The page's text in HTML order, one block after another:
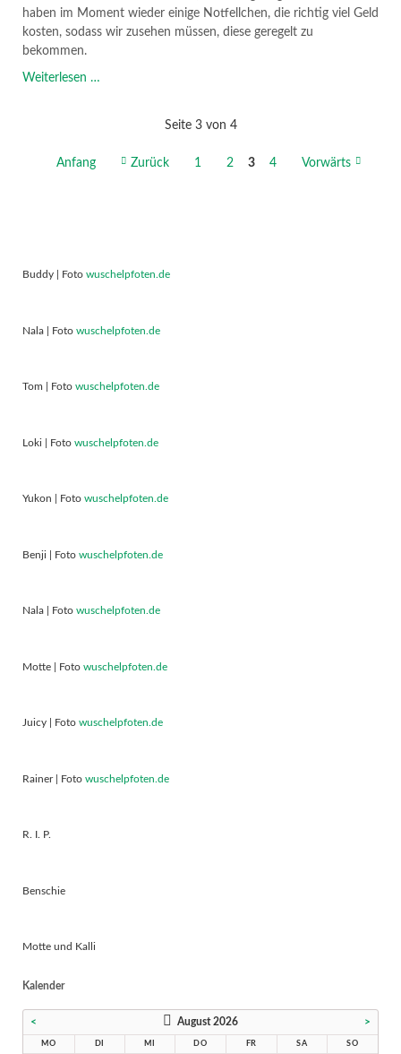
haben im Moment wieder einige Notfellchen, die richtig viel Geld
kosten, sodass wir zusehen müssen, diese geregelt zu
bekommen.
Weiterlesen …Aus
Seite 3 von 4
Anfang Zurück 1 2 3 4 Vorwärts
Buddy | Foto wuschelpfoten.de
Nala | Foto wuschelpfoten.de
Tom | Foto wuschelpfoten.de
Loki | Foto wuschelpfoten.de
Yukon | Foto wuschelpfoten.de
Benji | Foto wuschelpfoten.de
Nala | Foto wuschelpfoten.de
Motte | Foto wuschelpfoten.de
Juicy | Foto wuschelpfoten.de
Rainer | Foto wuschelpfoten.de
R. I. P.
Benschie
Motte und Kalli
Kalender
< August 2026 >
MO DI MI DO FR SA SO